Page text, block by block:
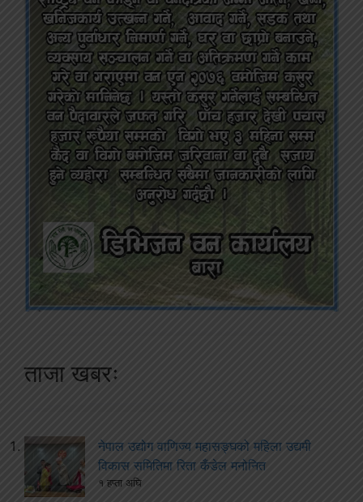
ताजा खबरः
नेपाल उद्योग वाणिज्य महासङ्घको महिला उद्यमी
विकास समितिमा रिता कँडेल मनोनित
१ हप्ता अघि